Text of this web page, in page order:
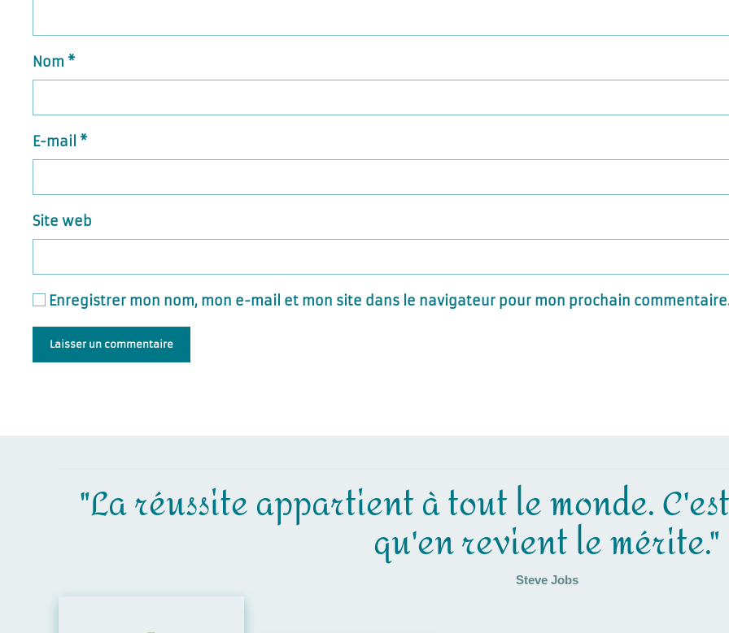
Nom *
E-mail *
Site web
Enregistrer mon nom, mon e-mail et mon site dans le navigateur pour mon prochain
Laisser un commentaire
"La réussite appartient à tout le monde.
qu'en revient le mérite."
Steve Jobs